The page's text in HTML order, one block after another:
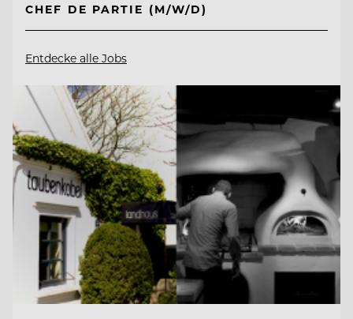
CHEF DE PARTIE (M/W/D)
Entdecke alle Jobs